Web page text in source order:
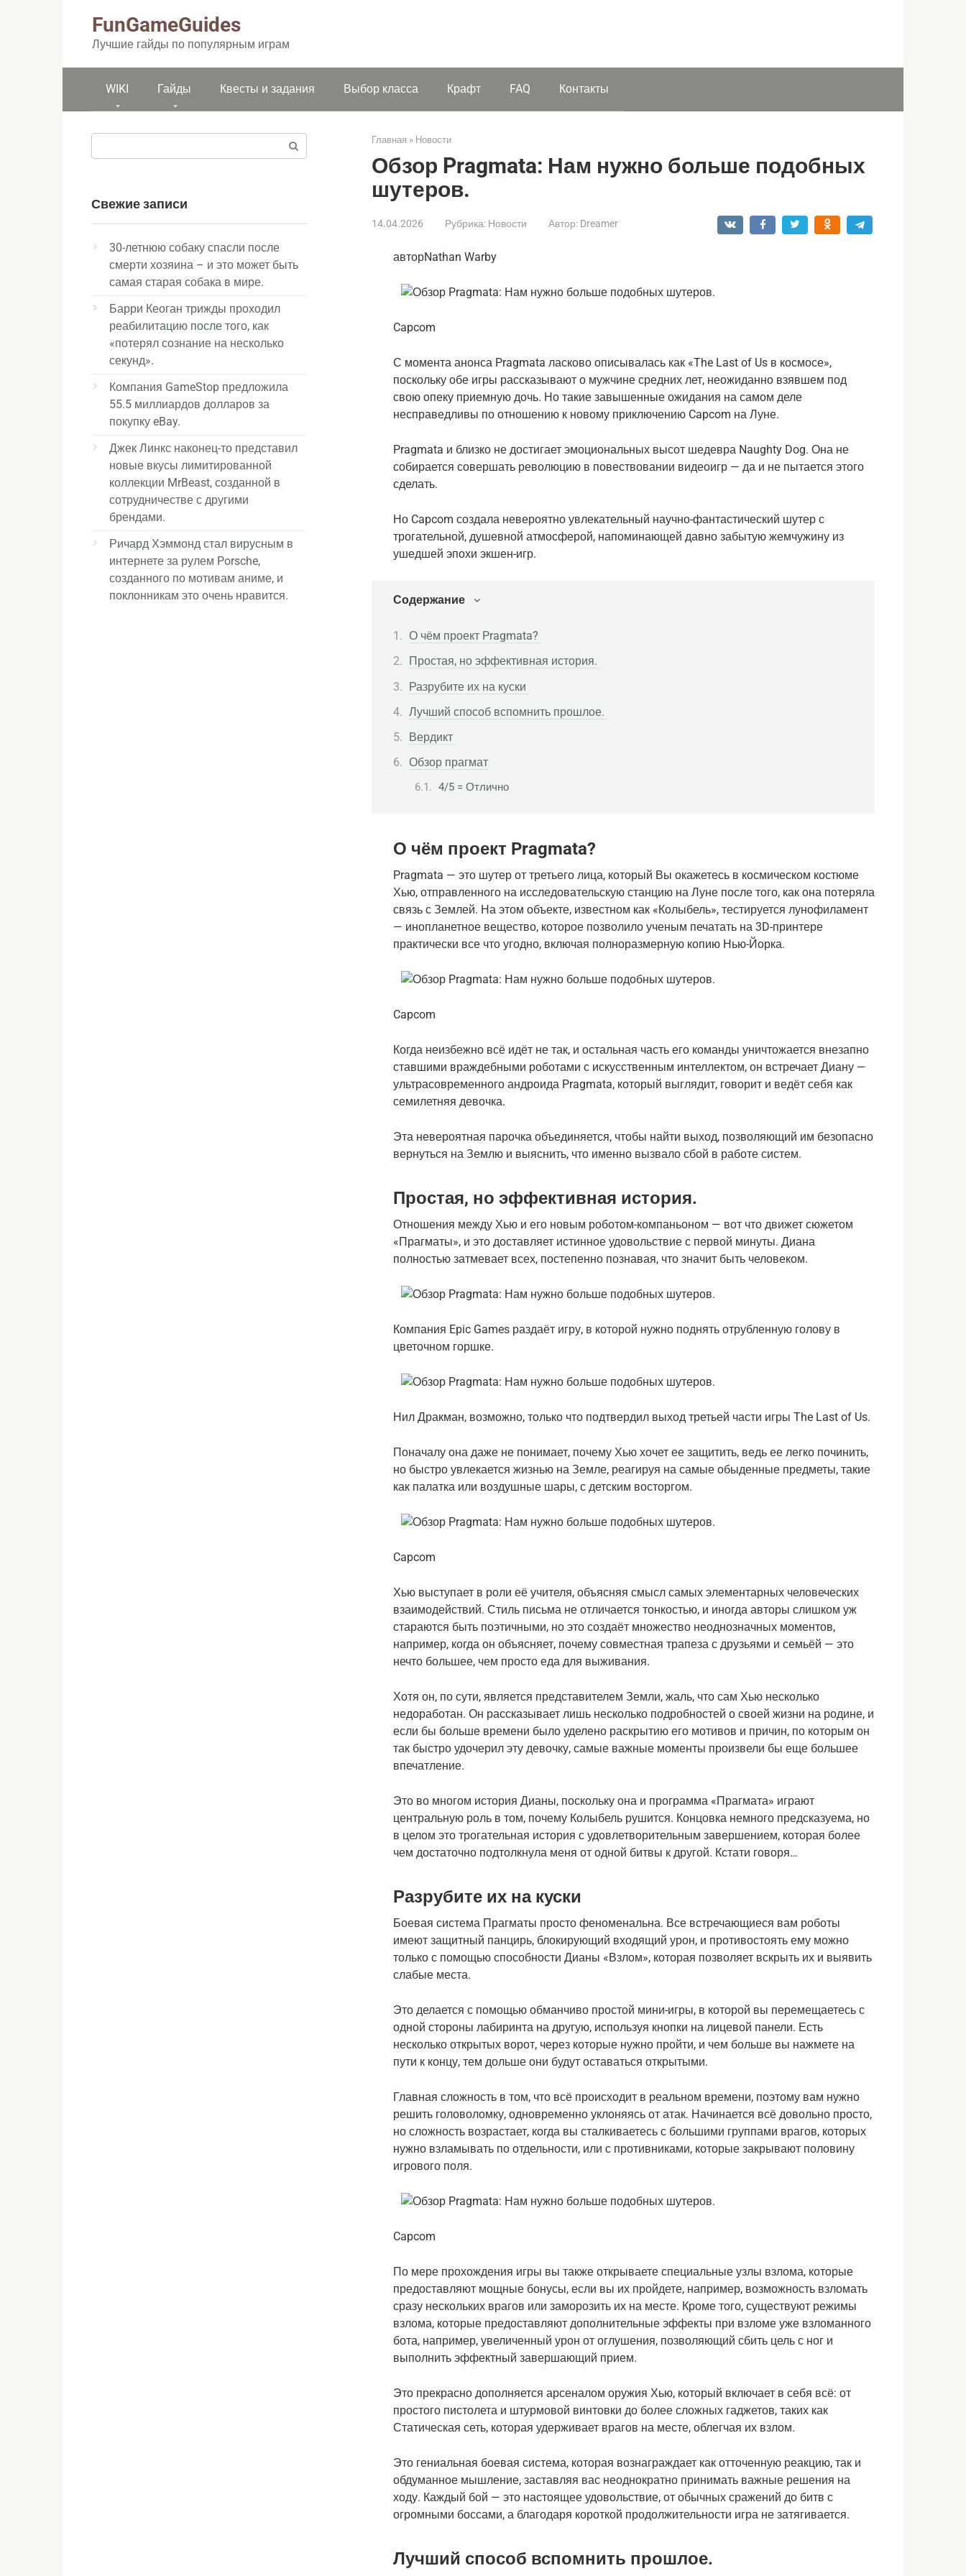
FunGameGuides
Лучшие гайды по популярным играм
WIKI Гайды Квесты и задания Выбор класса Крафт FAQ Контакты
Главная » Новости
Обзор Pragmata: Нам нужно больше подобных
шутеров.
14.04.2026 Рубрика: Новости Автор: Dreamer
авторNathan Warby
Capcom
С момента анонса Pragmata ласково описывалась как «The Last of Us в космосе»,
поскольку обе игры рассказывают о мужчине средних лет, неожиданно взявшем под
свою опеку приемную дочь. Но такие завышенные ожидания на самом деле
несправедливы по отношению к новому приключению Capcom на Луне.
Pragmata и близко не достигает эмоциональных высот шедевра Naughty Dog. Она не
собирается совершать революцию в повествовании видеоигр — да и не пытается этого
сделать.
Но Capcom создала невероятно увлекательный научно-фантастический шутер с
трогательной, душевной атмосферой, напоминающей давно забытую жемчужину из
ушедшей эпохи экшен-игр.
Содержание
О чём проект Pragmata?
Простая, но эффективная история.
Разрубите их на куски
Лучший способ вспомнить прошлое.
Вердикт
Обзор прагмат
4/5 = Отлично
О чём проект Pragmata?
Pragmata — это шутер от третьего лица, который Вы окажетесь в космическом костюме
Хью, отправленного на исследовательскую станцию ​​на Луне после того, как она потеряла
связь с Землей. На этом объекте, известном как «Колыбель», тестируется лунофиламент
— инопланетное вещество, которое позволило ученым печатать на 3D-принтере
практически все что угодно, включая полноразмерную копию Нью-Йорка.
Capcom
Когда неизбежно всё идёт не так, и остальная часть его команды уничтожается внезапно
ставшими враждебными роботами с искусственным интеллектом, он встречает Диану —
ультрасовременного андроида Pragmata, который выглядит, говорит и ведёт себя как
семилетняя девочка.
Эта невероятная парочка объединяется, чтобы найти выход, позволяющий им безопасно
вернуться на Землю и выяснить, что именно вызвало сбой в работе систем.
Простая, но эффективная история.
Отношения между Хью и его новым роботом-компаньоном — вот что движет сюжетом
«Прагматы», и это доставляет истинное удовольствие с первой минуты. Диана
полностью затмевает всех, постепенно познавая, что значит быть человеком.
Компания Epic Games раздаёт игру, в которой нужно поднять отрубленную голову в
цветочном горшке.
Нил Дракман, возможно, только что подтвердил выход третьей части игры The Last of Us.
Поначалу она даже не понимает, почему Хью хочет ее защитить, ведь ее легко починить,
но быстро увлекается жизнью на Земле, реагируя на самые обыденные предметы, такие
как палатка или воздушные шары, с детским восторгом.
Capcom
Хью выступает в роли её учителя, объясняя смысл самых элементарных человеческих
взаимодействий. Стиль письма не отличается тонкостью, и иногда авторы слишком уж
стараются быть поэтичными, но это создаёт множество неоднозначных моментов,
например, когда он объясняет, почему совместная трапеза с друзьями и семьёй — это
нечто большее, чем просто еда для выживания.
Хотя он, по сути, является представителем Земли, жаль, что сам Хью несколько
недоработан. Он рассказывает лишь несколько подробностей о своей жизни на родине, и
если бы больше времени было уделено раскрытию его мотивов и причин, по которым он
так быстро удочерил эту девочку, самые важные моменты произвели бы еще большее
впечатление.
Это во многом история Дианы, поскольку она и программа «Прагмата» играют
центральную роль в том, почему Колыбель рушится. Концовка немного предсказуема, но
в целом это трогательная история с удовлетворительным завершением, которая более
чем достаточно подтолкнула меня от одной битвы к другой. Кстати говоря…
Разрубите их на куски
Боевая система Прагматы просто феноменальна. Все встречающиеся вам роботы
имеют защитный панцирь, блокирующий входящий урон, и противостоять ему можно
только с помощью способности Дианы «Взлом», которая позволяет вскрыть их и выявить
слабые места.
Это делается с помощью обманчиво простой мини-игры, в которой вы перемещаетесь с
одной стороны лабиринта на другую, используя кнопки на лицевой панели. Есть
несколько открытых ворот, через которые нужно пройти, и чем больше вы нажмете на
пути к концу, тем дольше они будут оставаться открытыми.
Главная сложность в том, что всё происходит в реальном времени, поэтому вам нужно
решить головоломку, одновременно уклоняясь от атак. Начинается всё довольно просто,
но сложность возрастает, когда вы сталкиваетесь с большими группами врагов, которых
нужно взламывать по отдельности, или с противниками, которые закрывают половину
игрового поля.
Capcom
По мере прохождения игры вы также открываете специальные узлы взлома, которые
предоставляют мощные бонусы, если вы их пройдете, например, возможность взломать
сразу нескольких врагов или заморозить их на месте. Кроме того, существуют режимы
взлома, которые предоставляют дополнительные эффекты при взломе уже взломанного
бота, например, увеличенный урон от оглушения, позволяющий сбить цель с ног и
выполнить эффектный завершающий прием.
Это прекрасно дополняется арсеналом оружия Хью, который включает в себя всё: от
простого пистолета и штурмовой винтовки до более сложных гаджетов, таких как
Статическая сеть, которая удерживает врагов на месте, облегчая их взлом.
Это гениальная боевая система, которая вознаграждает как отточенную реакцию, так и
обдуманное мышление, заставляя вас неоднократно принимать важные решения на
ходу. Каждый бой — это настоящее удовольствие, от обычных сражений до битв с
огромными боссами, а благодаря короткой продолжительности игра не затягивается.
Лучший способ вспомнить прошлое.
Свежие записи
30-летнюю собаку спасли после
смерти хозяина – и это может быть
самая старая собака в мире.
Барри Кеоган трижды проходил
реабилитацию после того, как
«потерял сознание на несколько
секунд».
Компания GameStop предложила
55.5 миллиардов долларов за
покупку eBay.
Джек Линкс наконец-то представил
новые вкусы лимитированной
коллекции MrBeast, созданной в
сотрудничестве с другими
брендами.
Ричард Хэммонд стал вирусным в
интернете за рулем Porsche,
созданного по мотивам аниме, и
поклонникам это очень нравится.